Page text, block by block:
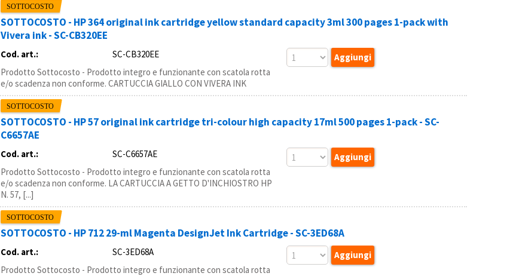
SOTTOCOSTO - HP 364 original ink cartridge yellow standard capacity 3ml 300 pages 1-pack with
Vivera ink - SC-CB320EE
Cod. art.:
SC-CB320EE
Prodotto Sottocosto - Prodotto integro e funzionante con scatola rotta
e/o scadenza non conforme. CARTUCCIA GIALLO CON VIVERA INK
SOTTOCOSTO - HP 57 original ink cartridge tri-colour high capacity 17ml 500 pages 1-pack - SC-
C6657AE
Cod. art.:
SC-C6657AE
Prodotto Sottocosto - Prodotto integro e funzionante con scatola rotta
e/o scadenza non conforme. LA CARTUCCIA A GETTO D'INCHIOSTRO HP
N. 57, [...]
SOTTOCOSTO - HP 712 29-ml Magenta DesignJet Ink Cartridge - SC-3ED68A
Cod. art.:
SC-3ED68A
Prodotto Sottocosto - Prodotto integro e funzionante con scatola rotta